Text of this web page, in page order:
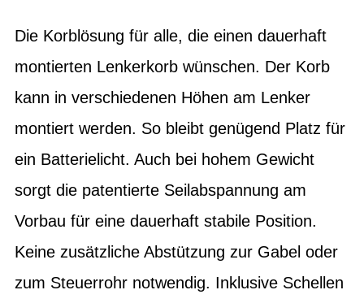
Die Korblösung für alle, die einen dauerhaft
montierten Lenkerkorb wünschen. Der Korb
kann in verschiedenen Höhen am Lenker
montiert werden. So bleibt genügend Platz für
ein Batterielicht. Auch bei hohem Gewicht
sorgt die patentierte Seilabspannung am
Vorbau für eine dauerhaft stabile Position.
Keine zusätzliche Abstützung zur Gabel oder
zum Steuerrohr notwendig. Inklusive Schellen